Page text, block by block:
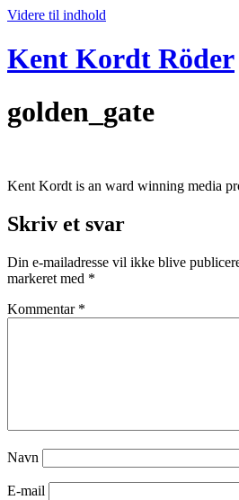
Videre til indhold
Kent Kordt Röder
golden_gate
Kent Kordt is an ward winning media
Skriv et svar
Din e-mailadresse vil ikke blive
markeret med *
Kommentar *
Navn
E-mail